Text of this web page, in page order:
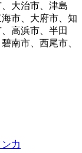
大治市、津島
市、大府市、知
高浜市、半田
南市、西尾市、
力